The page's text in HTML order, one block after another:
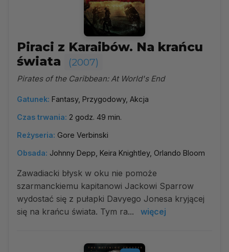
Piraci z Karaibów. Na krańcu
świata
(2007)
Pirates of the Caribbean: At World's End
Gatunek: Fantasy, Przygodowy, Akcja
Czas trwania: 2 godz. 49 min.
Reżyseria: Gore Verbinski
Obsada: Johnny Depp, Keira Knightley, Orlando Bloom
Zawadiacki błysk w oku nie pomoże
szarmanckiemu kapitanowi Jackowi Sparrow
wydostać się z pułapki Davyego Jonesa kryjącej
się na krańcu świata. Tym ra...
więcej